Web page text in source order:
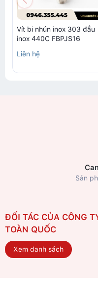
Vít bi nhún inox 303 đầu
inox 440C FBPJS16
Liên hệ
Sản
ĐỐI TÁC CỦA CÔNG
TOÀN QUỐC
Xem danh sách